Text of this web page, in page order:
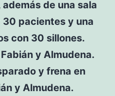
de una sala
pacientes y una
con 30 sillones.
y Almudena.
y frena en
y Almudena.